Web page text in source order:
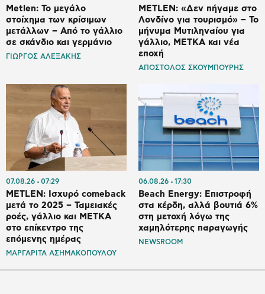
Metlen: Το μεγάλο
στοίχημα των κρίσιμων
μετάλλων – Από το γάλλιο
σε σκάνδιο και γερμάνιο
ΓΙΩΡΓΟΣ ΑΛΕΞΑΚΗΣ
METLEN: «Δεν πήγαμε στο
Λονδίνο για τουρισμό» – Το
μήνυμα Μυτιληναίου για
γάλλιο, ΜΕΤΚΑ και νέα
εποχή
ΑΠΟΣΤΟΛΟΣ ΣΚΟΥΜΠΟΥΡΗΣ
07.08.26 07:29
METLEN: Ισχυρό comeback
μετά το 2025 – Ταμειακές
ροές, γάλλιο και ΜΕΤΚΑ
στο επίκεντρο της
επόμενης ημέρας
ΜΑΡΓΑΡΙΤΑ ΑΣΗΜΑΚΟΠΟΥΛΟΥ
06.08.26 17:30
Beach Energy: Επιστροφή
στα κέρδη, αλλά βουτιά 6%
στη μετοχή λόγω της
χαμηλότερης παραγωγής
NEWSROOM